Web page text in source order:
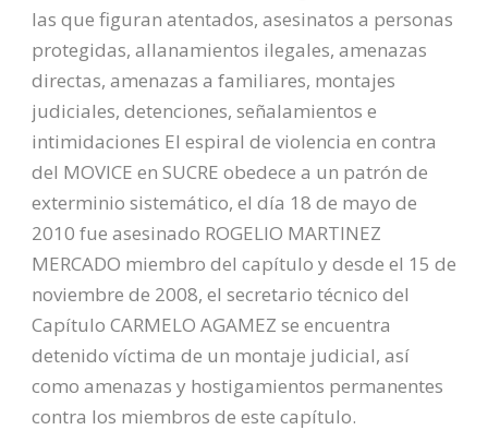
las que figuran atentados, asesinatos a personas
protegidas, allanamientos ilegales, amenazas
directas, amenazas a familiares, montajes
judiciales, detenciones, señalamientos e
intimidaciones El espiral de violencia en contra
del MOVICE en SUCRE obedece a un patrón de
exterminio sistemático, el día 18 de mayo de
2010 fue asesinado ROGELIO MARTINEZ
MERCADO miembro del capítulo y desde el 15 de
noviembre de 2008, el secretario técnico del
Capítulo CARMELO AGAMEZ se encuentra
detenido víctima de un montaje judicial, así
como amenazas y hostigamientos permanentes
contra los miembros de este capítulo.